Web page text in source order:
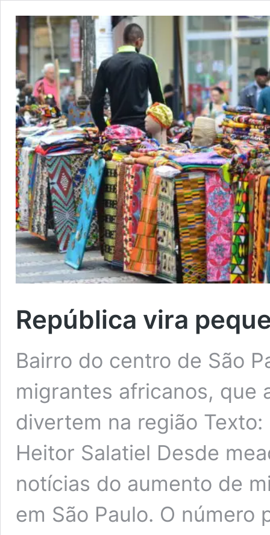
República vira
Bairro do centro de São
migrantes africanos, que
divertem na região
Heitor Salatiel Desde
notícias do aumento de
em São Paulo. O número